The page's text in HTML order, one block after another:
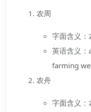
农周
字面含义：
英语含义
farming
农舟
字面含义：